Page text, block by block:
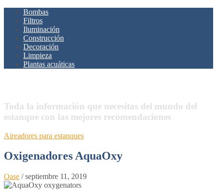
Bombas
Filtros
Iluminación
Construcción
Decoración
Limpieza
Plantas acuáticas
Toda la información que necesitas del mundo del
estanque con las mejores recomendaciones
Aireadores para estanques
Oxigenadores AquaOxy
Oase /septiembre 11, 2019